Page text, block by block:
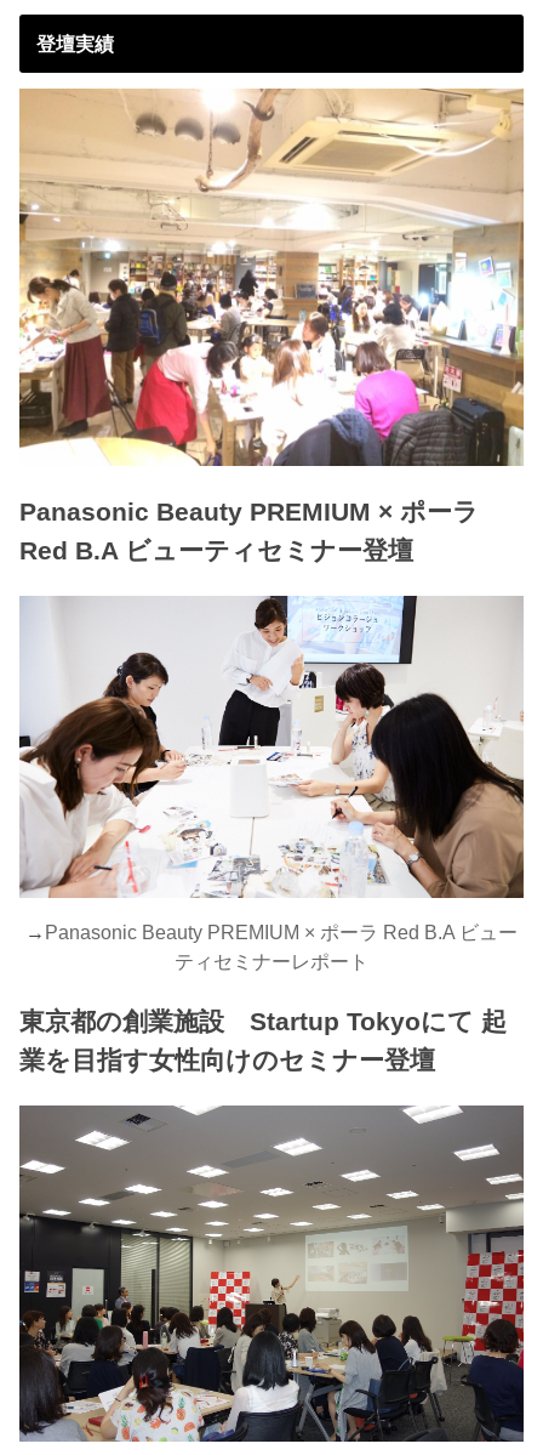
登壇実績
Panasonic Beauty PREMIUM × ポーラ
Red B.A ビューティセミナー登壇
→ Panasonic Beauty PREMIUM × ポーラ Red B.A ビュー
ティセミナーレポート
東京都の創業施設 Startup Tokyoにて 起
業を目指す女性向けのセミナー登壇